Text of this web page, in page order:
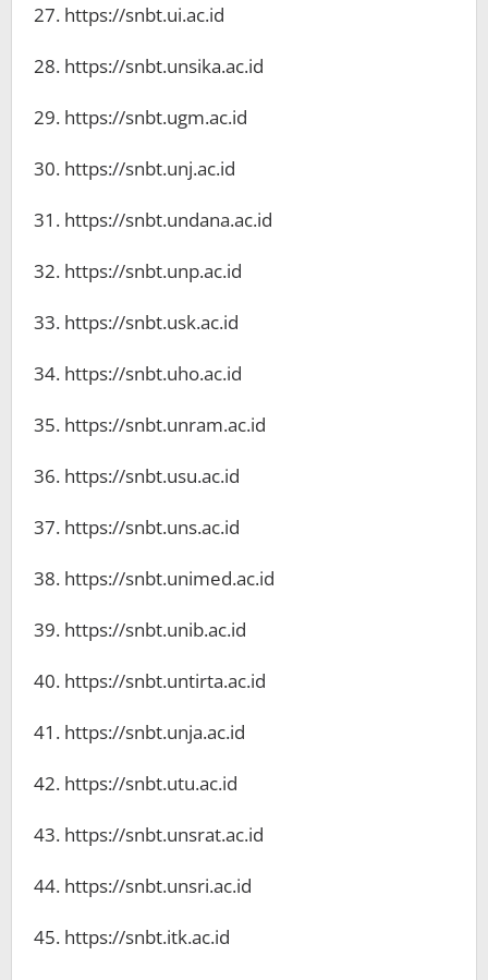
27. https://snbt.ui.ac.id
28. https://snbt.unsika.ac.id
29. https://snbt.ugm.ac.id
30. https://snbt.unj.ac.id
31. https://snbt.undana.ac.id
32. https://snbt.unp.ac.id
33. https://snbt.usk.ac.id
34. https://snbt.uho.ac.id
35. https://⁠snbt.unram.ac.id
36. https://snbt.usu.ac.id
37. https://snbt.uns.ac.id
38. https://snbt.unimed.ac.id
39. https://snbt.unib.ac.id
40. https://snbt.untirta.ac.id
41. https://snbt.unja.ac.id
42. https://snbt.utu.ac.id
43. https://snbt.unsrat.ac.id
44. https://snbt.unsri.ac.id
45. https://snbt.itk.ac.id